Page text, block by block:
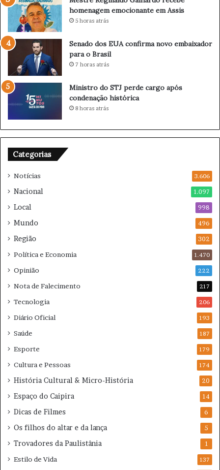
l
á
s
i
c
o
B
o
o
m
n
homenagem emocionante em Assis
5 horas atrás
Senado dos EUA confirma novo embaixador
para o Brasil
7 horas atrás
Ministro do STJ perde cargo após
condenação histórica
8 horas atrás
Categorias
Notícias 3.606
Nacional 1.097
Local 998
Mundo 496
Região 302
Política e Economia 1.470
Opinião 222
Nota de Falecimento 217
Tecnologia 206
Diário Oficial 193
Saúde 187
Esporte 179
Cultura e Pessoas 174
História Cultural & Micro-História 20
Espaço do Caipira 14
Dicas de Filmes 6
Os filhos do altar e da lança 5
Trovadores da Paulistânia 1
Estilo de Vida 137